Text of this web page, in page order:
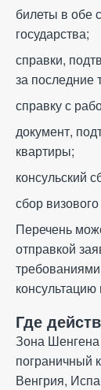
билеты в обе
государства;
справки,
за последние
справку с
документ,
квартиры;
консульский
сбор
Перечень
отправкой
Где
Зона
пограничный
Венгрия,